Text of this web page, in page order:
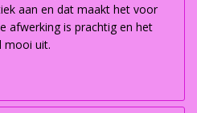
aan en dat maakt het voor
afwerking is prachtig en het
mooi uit.